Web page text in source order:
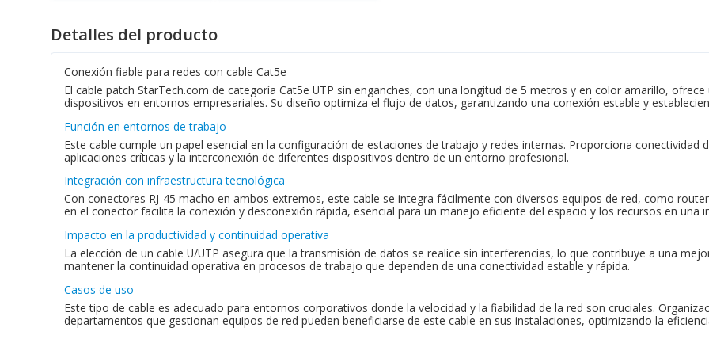
Detalles del producto
Conexión fiable para redes con cable Cat5e
El cable patch StarTech.com de categoría Cat5e UTP sin enganches, con una longitud de 5 metros y en color amarillo,
dispositivos en entornos empresariales. Su diseño optimiza el flujo de datos, garantizando una conexión estable y
Función en entornos de trabajo
Este cable cumple un papel esencial en la configuración de estaciones de trabajo y redes internas. Proporciona
aplicaciones críticas y la interconexión de diferentes dispositivos dentro de un entorno profesional.
Integración con infraestructura tecnológica
Con conectores RJ-45 macho en ambos extremos, este cable se integra fácilmente con diversos equipos de red, como
en el conector facilita la conexión y desconexión rápida, esencial para un manejo eficiente del espacio y los recursos en una
Impacto en la productividad y continuidad operativa
La elección de un cable U/UTP asegura que la transmisión de datos se realice sin interferencias, lo que contribuye a una
mantener la continuidad operativa en procesos de trabajo que dependen de una conectividad estable y rápida.
Casos de uso
Este tipo de cable es adecuado para entornos corporativos donde la velocidad y la fiabilidad de la red son cruciales.
departamentos que gestionan equipos de red pueden beneficiarse de este cable en sus instalaciones, optimizando la